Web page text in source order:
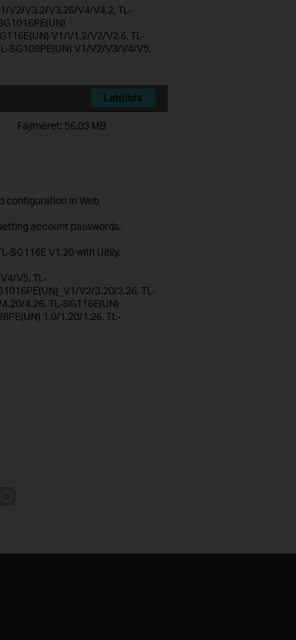
V2/V3.2/V3.26/V4/V4.2, TL-
V1/V1.2/V2/V2.6, TL-
SG108PE(UN) V1/V2/V3/V4/V5,
Letöltés
Fájlméret: 56.03 MB
configuration in Web
account passwords.
SG116E V1.20 with Uitily.
V5, TL-
V2/3.20/3.26, TL-
4.26, TL-SG116E(UN)
1.0/1.20/1.26, TL-